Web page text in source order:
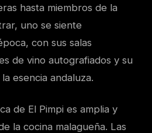
hasta miembros de la
uno se siente
con sus salas
de vino autografiados y su
esencia andaluza.
de El Pimpi es amplia y
la cocina malagueña. Las